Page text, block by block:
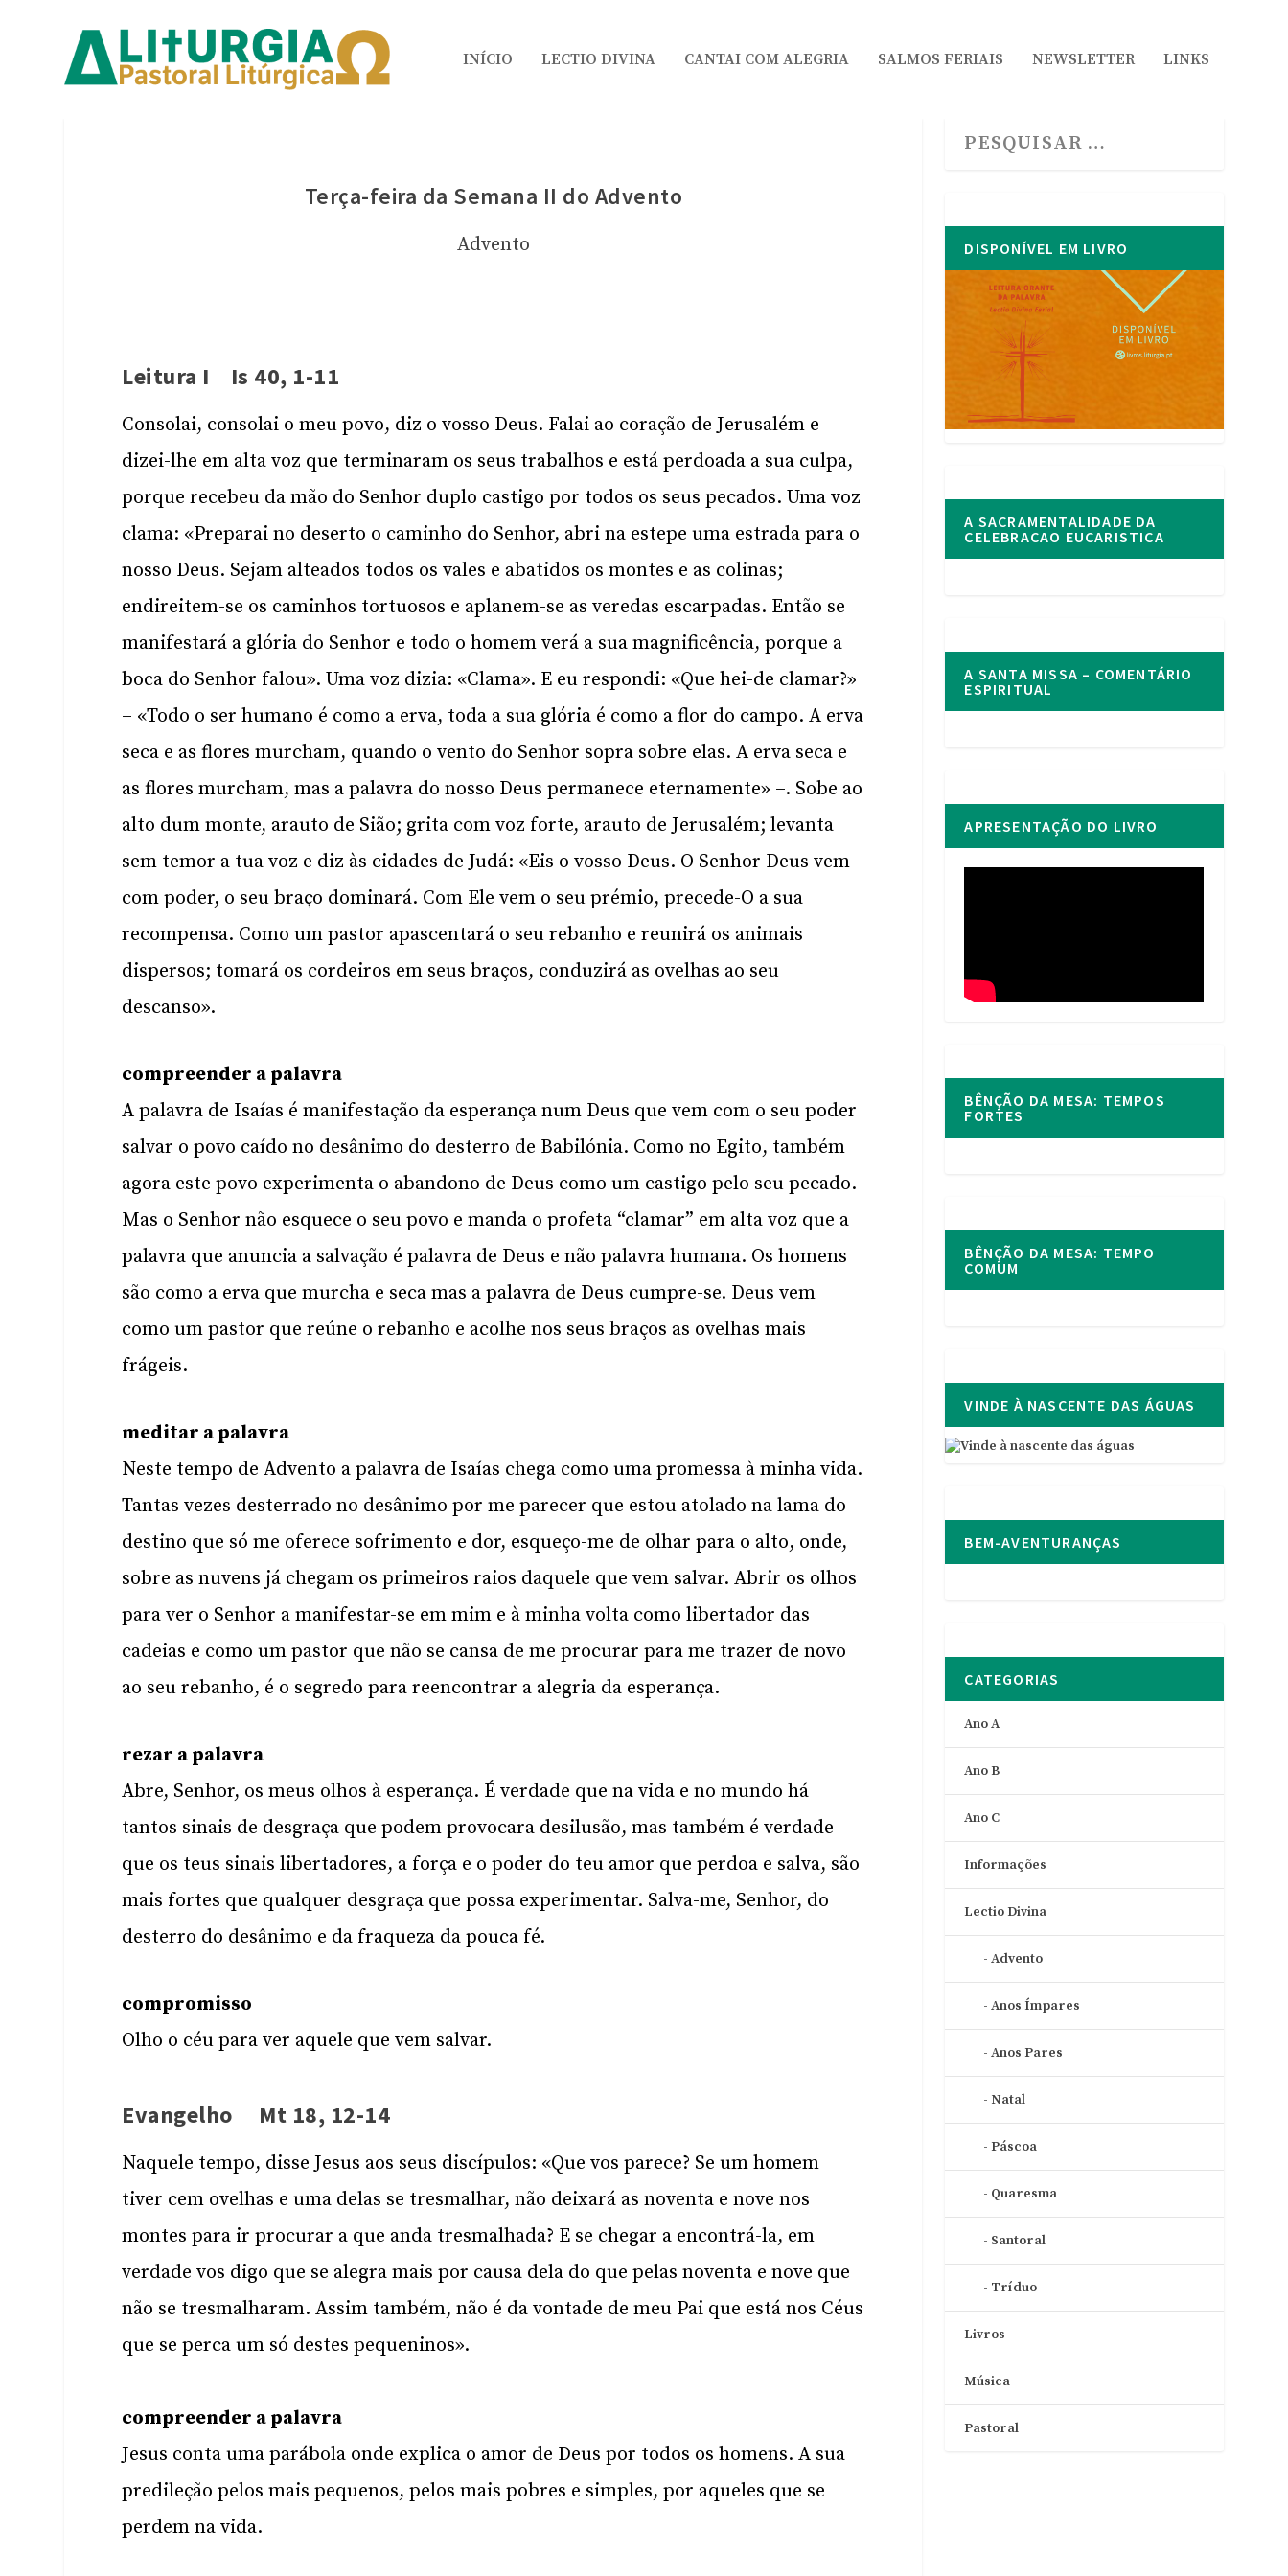
INÍCIO LECTIO DIVINA CANTAI COM ALEGRIA SALMOS FERIAIS NEWSLETTER LINKS
Terça-feira da Semana II do Advento
Advento
Leitura I Is 40, 1-11
Consolai, consolai o meu povo, diz o vosso Deus. Falai ao coração de Jerusalém e
dizei-lhe em alta voz que terminaram os seus trabalhos e está perdoada a sua culpa,
porque recebeu da mão do Senhor duplo castigo por todos os seus pecados. Uma voz
clama: «Preparai no deserto o caminho do Senhor, abri na estepe uma estrada para o
nosso Deus. Sejam alteados todos os vales e abatidos os montes e as colinas;
endireitem-se os caminhos tortuosos e aplanem-se as veredas escarpadas. Então se
manifestará a glória do Senhor e todo o homem verá a sua magnificência, porque a
boca do Senhor falou». Uma voz dizia: «Clama». E eu respondi: «Que hei-de clamar?»
– «Todo o ser humano é como a erva, toda a sua glória é como a flor do campo. A erva
seca e as flores murcham, quando o vento do Senhor sopra sobre elas. A erva seca e
as flores murcham, mas a palavra do nosso Deus permanece eternamente» –. Sobe ao
alto dum monte, arauto de Sião; grita com voz forte, arauto de Jerusalém; levanta
sem temor a tua voz e diz às cidades de Judá: «Eis o vosso Deus. O Senhor Deus vem
com poder, o seu braço dominará. Com Ele vem o seu prémio, precede-O a sua
recompensa. Como um pastor apascentará o seu rebanho e reunirá os animais
dispersos; tomará os cordeiros em seus braços, conduzirá as ovelhas ao seu
descanso».
compreender a palavra
A palavra de Isaías é manifestação da esperança num Deus que vem com o seu poder
salvar o povo caído no desânimo do desterro de Babilónia. Como no Egito, também
agora este povo experimenta o abandono de Deus como um castigo pelo seu pecado.
Mas o Senhor não esquece o seu povo e manda o profeta “clamar” em alta voz que a
palavra que anuncia a salvação é palavra de Deus e não palavra humana. Os homens
são como a erva que murcha e seca mas a palavra de Deus cumpre-se. Deus vem
como um pastor que reúne o rebanho e acolhe nos seus braços as ovelhas mais
frágeis.
meditar a palavra
Neste tempo de Advento a palavra de Isaías chega como uma promessa à minha vida.
Tantas vezes desterrado no desânimo por me parecer que estou atolado na lama do
destino que só me oferece sofrimento e dor, esqueço-me de olhar para o alto, onde,
sobre as nuvens já chegam os primeiros raios daquele que vem salvar. Abrir os olhos
para ver o Senhor a manifestar-se em mim e à minha volta como libertador das
cadeias e como um pastor que não se cansa de me procurar para me trazer de novo
ao seu rebanho, é o segredo para reencontrar a alegria da esperança.
rezar a palavra
Abre, Senhor, os meus olhos à esperança. É verdade que na vida e no mundo há
tantos sinais de desgraça que podem provocara desilusão, mas também é verdade
que os teus sinais libertadores, a força e o poder do teu amor que perdoa e salva, são
mais fortes que qualquer desgraça que possa experimentar. Salva-me, Senhor, do
desterro do desânimo e da fraqueza da pouca fé.
compromisso
Olho o céu para ver aquele que vem salvar.
Evangelho Mt 18, 12-14
Naquele tempo, disse Jesus aos seus discípulos: «Que vos parece? Se um homem
tiver cem ovelhas e uma delas se tresmalhar, não deixará as noventa e nove nos
montes para ir procurar a que anda tresmalhada? E se chegar a encontrá-la, em
verdade vos digo que se alegra mais por causa dela do que pelas noventa e nove que
não se tresmalharam. Assim também, não é da vontade de meu Pai que está nos Céus
que se perca um só destes pequeninos».
compreender a palavra
Jesus conta uma parábola onde explica o amor de Deus por todos os homens. A sua
predileção pelos mais pequenos, pelos mais pobres e simples, por aqueles que se
perdem na vida.
DISPONÍVEL EM LIVRO
A SACRAMENTALIDADE DA
CELEBRACAO EUCARISTICA
A SANTA MISSA – COMENTÁRIO
ESPIRITUAL
APRESENTAÇÃO DO LIVRO
BÊNÇÃO DA MESA: TEMPOS
FORTES
BÊNÇÃO DA MESA: TEMPO
COMUM
VINDE À NASCENTE DAS ÁGUAS
BEM-AVENTURANÇAS
CATEGORIAS
Ano A
Ano B
Ano C
Informações
Lectio Divina
Advento
Anos Ímpares
Anos Pares
Natal
Páscoa
Quaresma
Santoral
Tríduo
Livros
Música
Pastoral